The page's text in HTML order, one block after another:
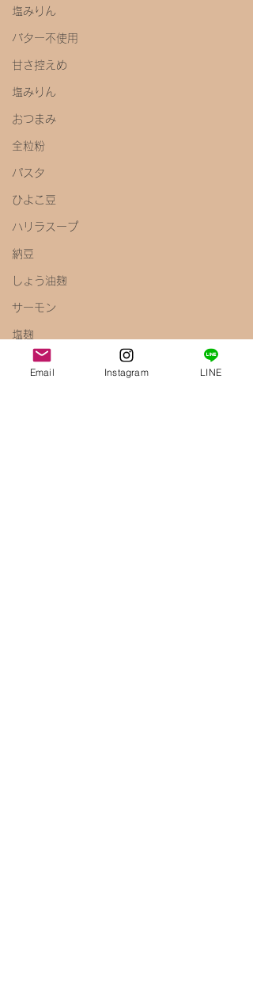
塩みりん
バター不使用
甘さ控えめ
塩みりん
おつまみ
全粒粉
パスタ
ひよこ豆
ハリラスープ
納豆
しょう油麹
サーモン
塩麹
キャベツ
Email Instagram LINE